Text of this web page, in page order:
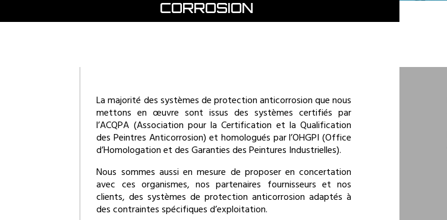
CORROSION
La majorité des systèmes de protection anticorrosion que nous
mettons en œuvre sont issus des systèmes certifiés par
l’ACQPA (Association pour la Certification et la Qualification
des Peintres Anticorrosion) et homologués par l’OHGPI (Office
d’Homologation et des Garanties des Peintures Industrielles).
Nous sommes aussi en mesure de proposer en concertation
avec ces organismes, nos partenaires fournisseurs et nos
clients, des systèmes de protection anticorrosion adaptés à
des contraintes spécifiques d’exploitation.